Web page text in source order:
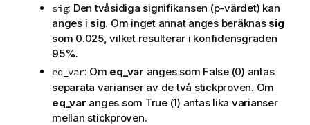
sig: Den tvåsidiga signifikansen (p-värdet) kan
anges i sig. Om inget annat anges beräknas sig
som 0.025, vilket resulterar i konfidensgraden
95%.
eq_var: Om eq_var anges som False(0) antas
separata varianser av de två stickproven. Om
eq_var anges som True(1) antas lika varianser
mellan stickproven.